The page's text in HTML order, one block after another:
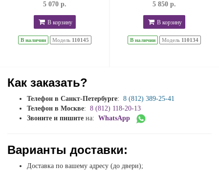
5 070 р.
В корзину
В наличии Модель 110145
5 850 р.
В корзину
В наличии Модель 110134
Как заказать?
Телефон в Санкт-Петербурге: 8 (812) 389-25-41
Телефон в Москве: 8 (812) 118-20-13
Звоните и пишите на: WhatsApp
Варианты доставки:
Доставка по вашему адресу (до двери);